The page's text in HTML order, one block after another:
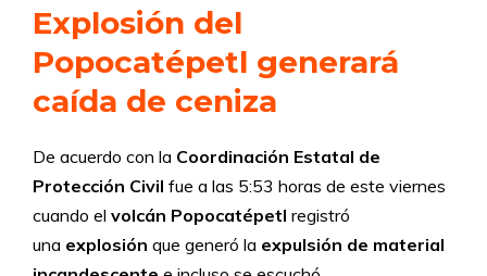
Explosión del
Popocatépetl generará
caída de ceniza
De acuerdo con la Coordinación Estatal de
Protección Civil fue a las 5:53 horas de este viernes
cuando el volcán Popocatépetl registró
una explosión que generó la expulsión de material